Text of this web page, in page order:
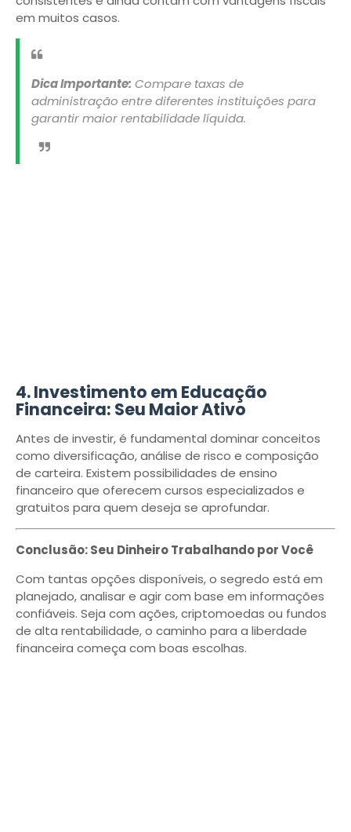
em muitos casos.
Dica Importante: Compare taxas de
administração entre diferentes instituições para
garantir maior rentabilidade líquida.
4. Investimento em Educação
Financeira: Seu Maior Ativo
Antes de investir, é fundamental dominar conceitos
como diversificação, análise de risco e composição
de carteira. Existem possibilidades de ensino
financeiro que oferecem cursos especializados e
gratuitos para quem deseja se aprofundar.
Conclusão: Seu Dinheiro Trabalhando por Você
Com tantas opções disponíveis, o segredo está em
planejado, analisar e agir com base em informações
confiáveis. Seja com ações, criptomoedas ou fundos
de alta rentabilidade, o caminho para a liberdade
financeira começa com boas escolhas.